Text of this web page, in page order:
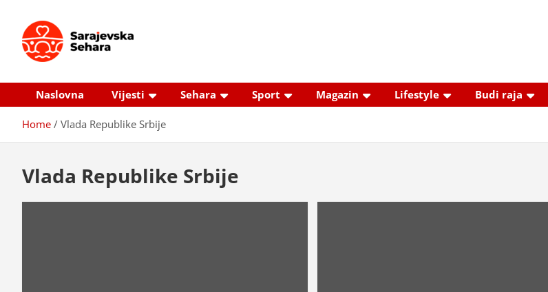
content
Sarajevska sehara
Naslovna
Vijesti Sehara Sport Magazin Lifestyle Budi raja
Home Vlada Republike Srbije
Vlada Republike Srbije